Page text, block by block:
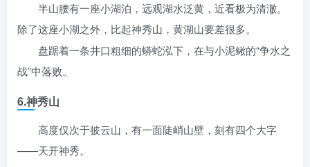
半山腰有一座小湖泊，远观湖水泛黄，近看极为清澈。
除了这座小湖之外，比起神秀山，黄湖山要差很多。
盘踞着一条井口粗细的蟒蛇泓下，在与小泥鳅的“争水之
战”中落败。
6.神秀山
高度仅次于披云山，有一面陡峭山壁，刻有四个大字
——天开神秀。